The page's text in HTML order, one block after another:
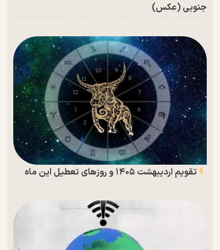
جنوبی (عکس)
تقویم اردیبهشت ۱۴۰۵ و روز‌های تعطیل این ماه